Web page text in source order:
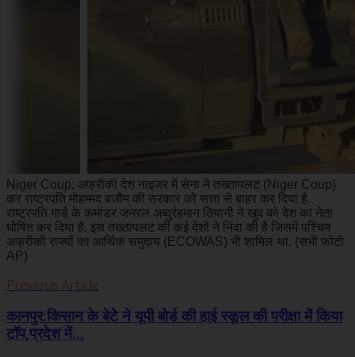
Niger Coup: अफ्रीकी देश नाइजर में सेना ने तख्तापलट (Niger Coup)
कर राष्ट्रपति मोहम्मद बजौम की सरकार को सत्ता से बाहर कर दिया है.
राष्ट्रपति गार्ड के कमांडर जनरल अब्दुर्रहमान तियानी ने खुद को देश का नेता
घोषित कर दिया है. इस तख्तापलट की कई देशों ने निंदा की है जिसमें पश्चिम
अफ्रीकी राज्यों का आर्थिक समुदाय (ECOWAS) भी शामिल था. (सभी फोटो
AP)
Previous Article
कानपुर:किसान के बेटे ने यूपी बोर्ड की हाई स्कूल की परीक्षा में किया
टॉप,प्रदेश में...